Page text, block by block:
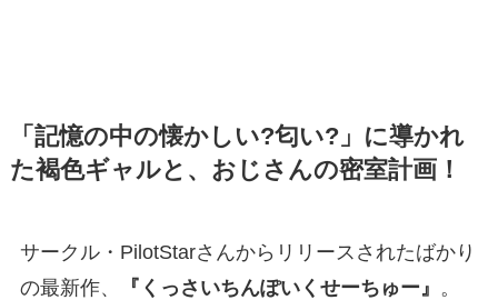
「記憶の中の懐かしい?匂い?」に導かれ
た褐色ギャルと、おじさんの密室計画！
サークル・PilotStarさんからリリースされたばかり
の最新作、
『くっさいちんぽいくせーちゅー』 。